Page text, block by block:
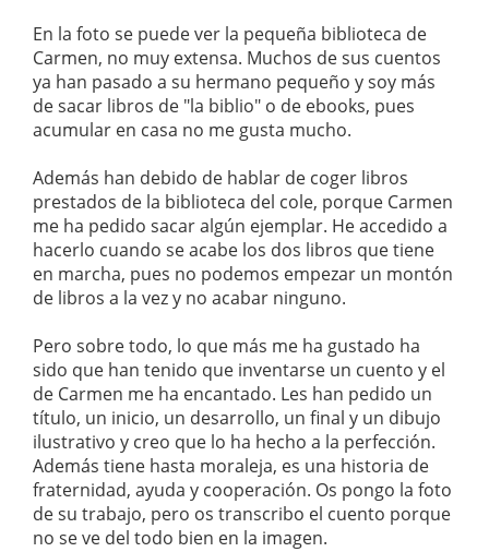
En la foto se puede ver la pequeña biblioteca de
Carmen, no muy extensa. Muchos de sus cuentos
ya han pasado a su hermano pequeño y soy más
de sacar libros de "la biblio" o de ebooks, pues
acumular en casa no me gusta mucho.
Además han debido de hablar de coger libros
prestados de la biblioteca del cole, porque Carmen
me ha pedido sacar algún ejemplar. He accedido a
hacerlo cuando se acabe los dos libros que tiene
en marcha, pues no podemos empezar un montón
de libros a la vez y no acabar ninguno.
Pero sobre todo, lo que más me ha gustado ha
sido que han tenido que inventarse un cuento y el
de Carmen me ha encantado. Les han pedido un
título, un inicio, un desarrollo, un final y un dibujo
ilustrativo y creo que lo ha hecho a la perfección.
Además tiene hasta moraleja, es una historia de
fraternidad, ayuda y cooperación. Os pongo la foto
de su trabajo, pero os transcribo el cuento porque
no se ve del todo bien en la imagen.